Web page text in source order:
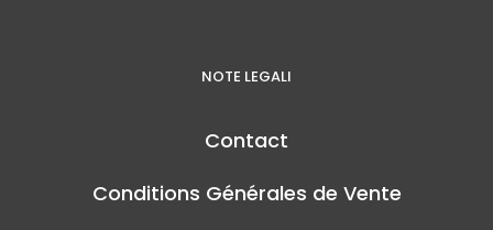
NOTE LEGALI
Contact
Conditions Générales de Vente